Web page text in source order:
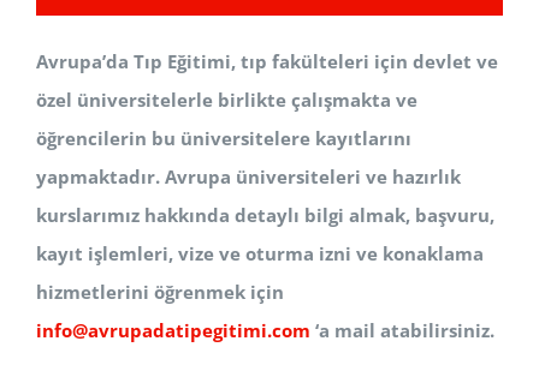
Avrupa’da Tıp Eğitimi, tıp fakülteleri için devlet ve
özel üniversitelerle birlikte çalışmakta ve
öğrencilerin bu üniversitelere kayıtlarını
yapmaktadır. Avrupa üniversiteleri ve hazırlık
kurslarımız hakkında detaylı bilgi almak, başvuru,
kayıt işlemleri, vize ve oturma izni ve konaklama
hizmetlerini öğrenmek için
info@avrupadatipegitimi.com ‘a mail atabilirsiniz.